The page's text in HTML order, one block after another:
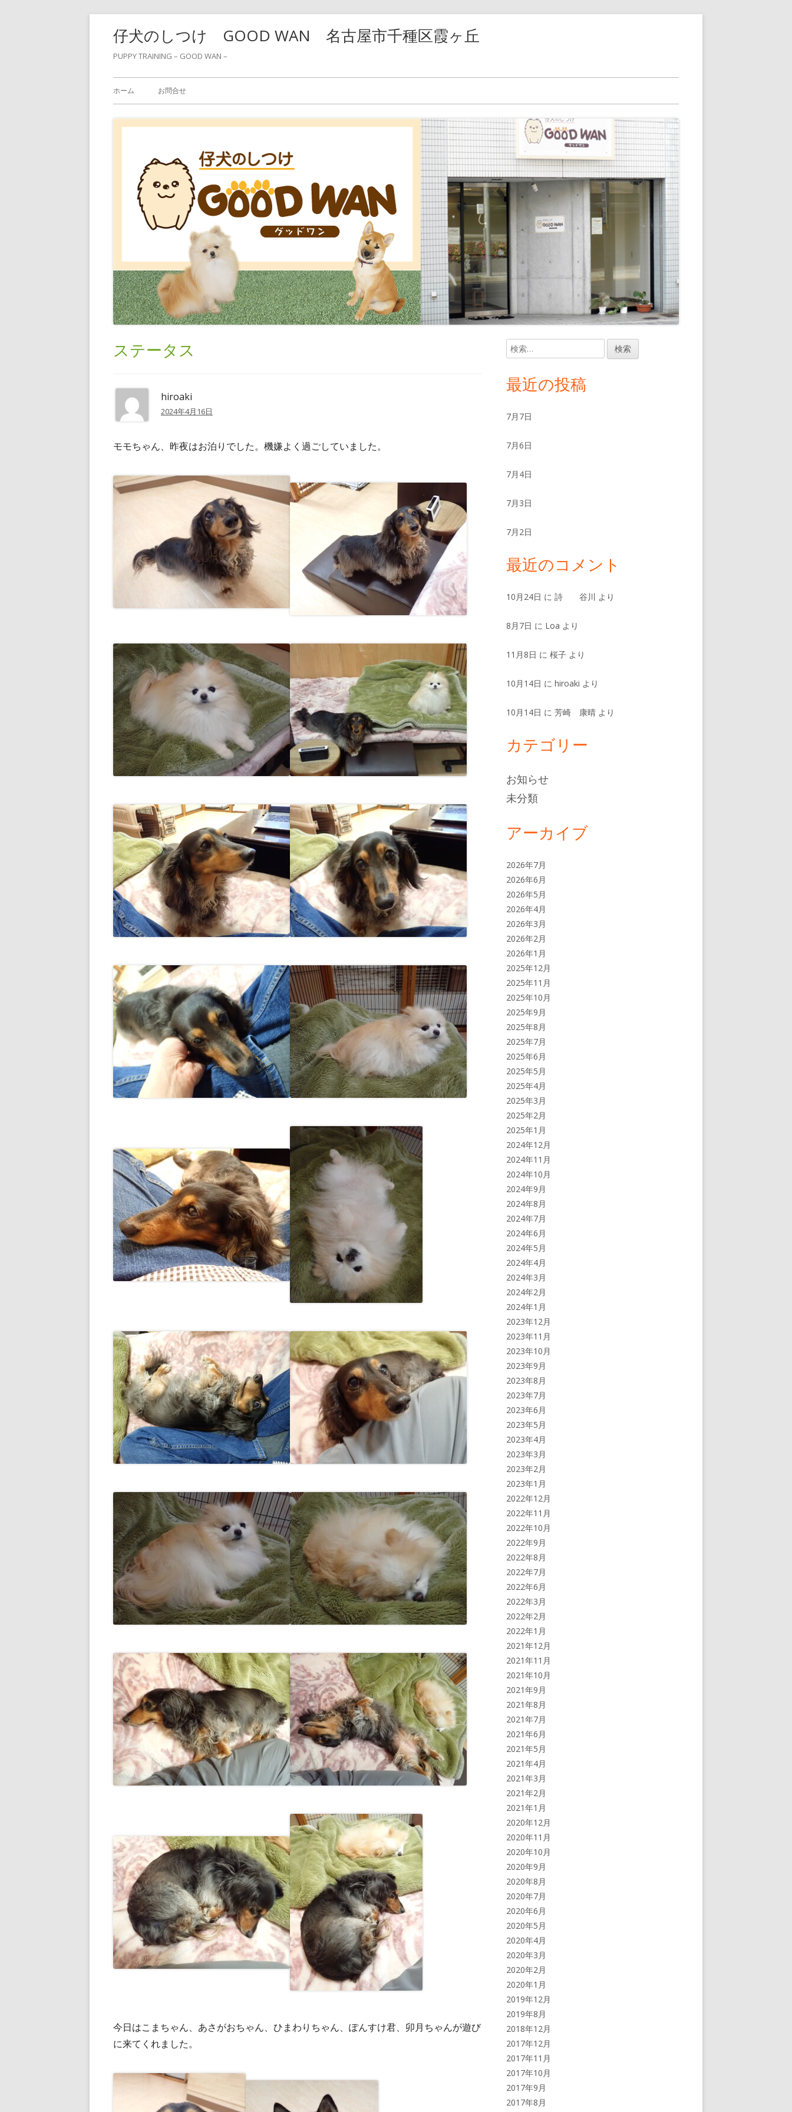
仔犬のしつけ GOOD WAN 名古屋市千種区霞ヶ丘
PUPPY TRAINING – GOOD WAN –
メ
イ
ホーム お問合せ
ステータス
4
月
hiroaki
2024年4月16日
モモちゃん、昨夜はお泊りでした。機嫌よく過ごしていました。
今日はこまちゃん、あさがおちゃん、ひまわりちゃん、ぽんすけ君、卯月ちゃんが遊び
に来てくれました。
メ
イ
サ
イ
ド
バ
ー
検
索:
最近の投稿
7月7日
7月6日
7月4日
7月3日
7月2日
最近のコメント
10月24日 に詩 谷川 より
8月7日 に Loa より
11月8日 に桜子 より
10月14日 にhiroaki より
10月14日 に芳崎 康晴 より
カテゴリー
お知らせ
未分類
アーカイブ
2026年7月
2026年6月
2026年5月
2026年4月
2026年3月
2026年2月
2026年1月
2025年12月
2025年11月
2025年10月
2025年9月
2025年8月
2025年7月
2025年6月
2025年5月
2025年4月
2025年3月
2025年2月
2025年1月
2024年12月
2024年11月
2024年10月
2024年9月
2024年8月
2024年7月
2024年6月
2024年5月
2024年4月
2024年3月
2024年2月
2024年1月
2023年12月
2023年11月
2023年10月
2023年9月
2023年8月
2023年7月
2023年6月
2023年5月
2023年4月
2023年3月
2023年2月
2023年1月
2022年12月
2022年11月
2022年10月
2022年9月
2022年8月
2022年7月
2022年6月
2022年3月
2022年2月
2022年1月
2021年12月
2021年11月
2021年10月
2021年9月
2021年8月
2021年7月
2021年6月
2021年5月
2021年4月
2021年3月
2021年2月
2021年1月
2020年12月
2020年11月
2020年10月
2020年9月
2020年8月
2020年7月
2020年6月
2020年5月
2020年4月
2020年3月
2020年2月
2020年1月
2019年12月
2019年8月
2018年12月
2017年12月
2017年11月
2017年10月
2017年9月
2017年8月